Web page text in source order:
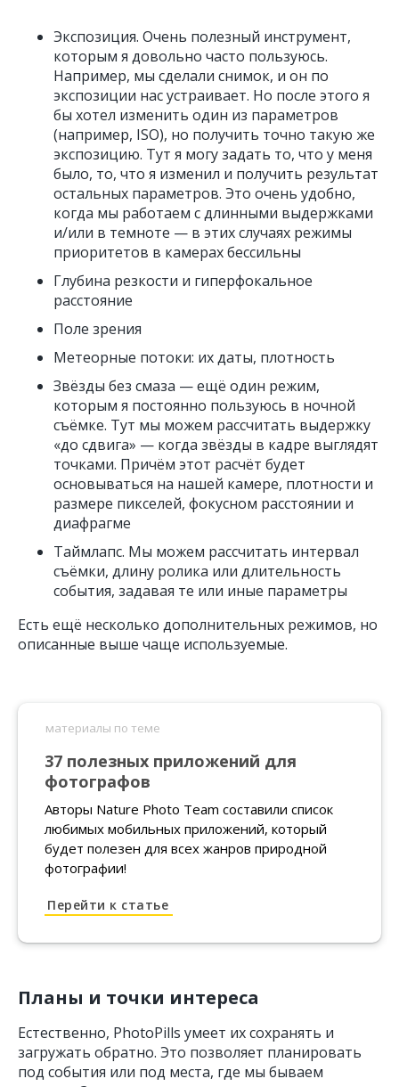
Экспозиция. Очень полезный инструмент,
которым я довольно часто пользуюсь.
Например, мы сделали снимок, и он по
экспозиции нас устраивает. Но после этого я
бы хотел изменить один из параметров
(например, ISO), но получить точно такую же
экспозицию. Тут я могу задать то, что у меня
было, то, что я изменил и получить результат
остальных параметров. Это очень удобно,
когда мы работаем с длинными выдержками
и/или в темноте — в этих случаях режимы
приоритетов в камерах бессильны
Глубина резкости и гиперфокальное
расстояние
Поле зрения
Метеорные потоки: их даты, плотность
Звёзды без смаза — ещё один режим,
которым я постоянно пользуюсь в ночной
съёмке. Тут мы можем рассчитать выдержку
«до сдвига» — когда звёзды в кадре выглядят
точками. Причём этот расчёт будет
основываться на нашей камере, плотности и
размере пикселей, фокусном расстоянии и
диафрагме
Таймлапс. Мы можем рассчитать интервал
съёмки, длину ролика или длительность
события, задавая те или иные параметры
Есть ещё несколько дополнительных режимов, но
описанные выше чаще используемые.
37 полезных приложений для
фотографов
Авторы Nature Photo Team составили список
любимых мобильных приложений, который
будет полезен для всех жанров природной
фотографии!
Планы и точки интереса
Естественно, PhotoPills умеет их сохранять и
загружать обратно. Это позволяет планировать
под события или под места, где мы бываем